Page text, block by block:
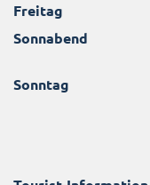
Freitag
Sonnabend
Sonntag